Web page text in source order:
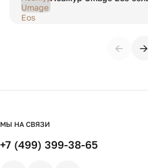
← →
МЫ НА СВЯЗИ
+7 (499) 399-38-65